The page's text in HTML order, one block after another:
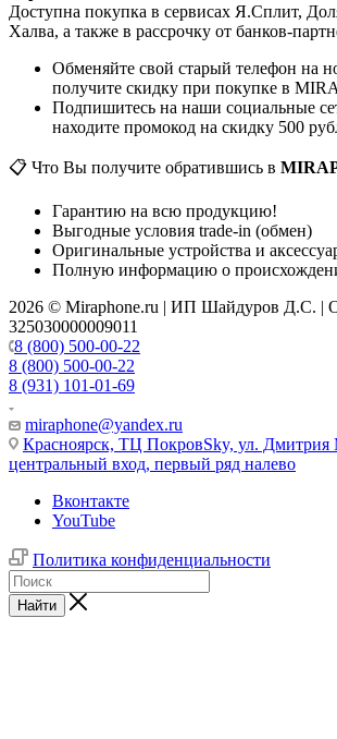
Доступна покупка в сервисах Я.Сплит,
Халва, а также в рассрочку от банков-
Обменяйте свой старый телефон на
получите скидку при покупке в
Подпишитесь на наши социальные
находите промокод на скидку 500
📋 Что Вы получите обратившись в
Гарантию на всю продукцию!
Выгодные условия trade-in (обмен)
Оригинальные устройства и
Полную информацию о
2026 © Miraphone.ru | ИП Шайдуров Д.С.
325030000009011
8 (800) 500-00-22
8 (800) 500-00-22
8 (931) 101-01-69
miraphone@yandex.ru
Красноярск, ТЦ ПокровSky, ул. Дмитрия
центральный вход, первый ряд налево
Вконтакте
YouTube
Политика конфиденциальности
Найти